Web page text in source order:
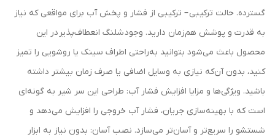
گسترده. حالت ترکیبی – ترکیبی از فشار و پخش آب برای مواقعی که نیاز
به قدرت و پوشش هم‌زمان دارید. وجود شلنگ انعطاف‌پذیر در این
محصول باعث می‌شود بتوانید به‌راحتی اطراف سینک یا روشویی را تمیز
کنید، بدون آن‌که نیازی به وسایل اضافی یا صرف زمان بیشتر داشته
باشید. ویژگی‌ها و مزایا افزایش فشار آب: طراحی این سر شیر به گونه‌ای
است که با بهینه‌سازی جریان، فشار آب خروجی را افزایش می‌دهد و
شستشو را سریع‌تر و آسان‌تر می‌سازد. نصب آسان: بدون نیاز به ابزار